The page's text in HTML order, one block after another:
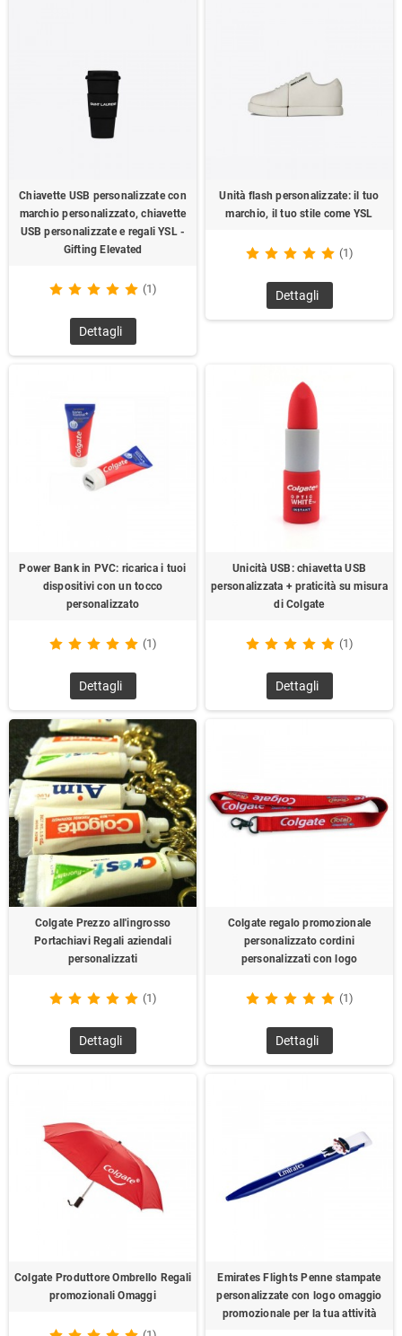
Chiavette USB personalizzate con
marchio personalizzato, chiavette
USB personalizzate e regali YSL -
Gifting Elevated
(1)
Dettagli
Unità flash personalizzate: il tuo
marchio, il tuo stile come YSL
(1)
Dettagli
Power Bank in PVC: ricarica i tuoi
dispositivi con un tocco
personalizzato
(1)
Dettagli
Unicità USB: chiavetta USB
personalizzata + praticità su misura
di Colgate
(1)
Dettagli
Colgate Prezzo all'ingrosso
Portachiavi Regali aziendali
personalizzati
(1)
Dettagli
Colgate regalo promozionale
personalizzato cordini
personalizzati con logo
(1)
Dettagli
Colgate Produttore Ombrello Regali
promozionali Omaggi
Emirates Flights Penne stampate
personalizzate con logo omaggio
promozionale per la tua attività